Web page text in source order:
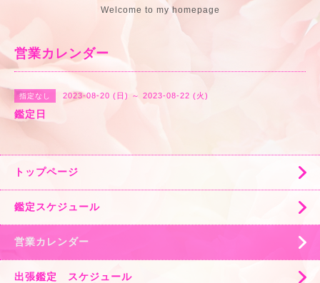
Welcome to my homepage
営業カレンダー
指定なし 2023-08-20 (日) ～ 2023-08-22 (火)
鑑定日
トップページ
鑑定スケジュール
営業カレンダー
出張鑑定 スケジュール